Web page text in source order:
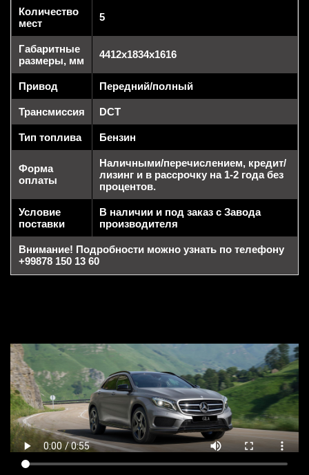
Количество
мест
5
Габаритные
размеры, мм
4412x1834x1616
Привод Передний/полный
Трансмиссия DCT
Тип топлива Бензин
Форма
оплаты
Наличными/перечислением, кредит/
лизинг и в рассрочку на 1-2 года без
процентов.
Условие
поставки
В наличии и под заказ с Завода
производителя
Внимание! Подробности можно узнать по телефону
+99878 150 13 60